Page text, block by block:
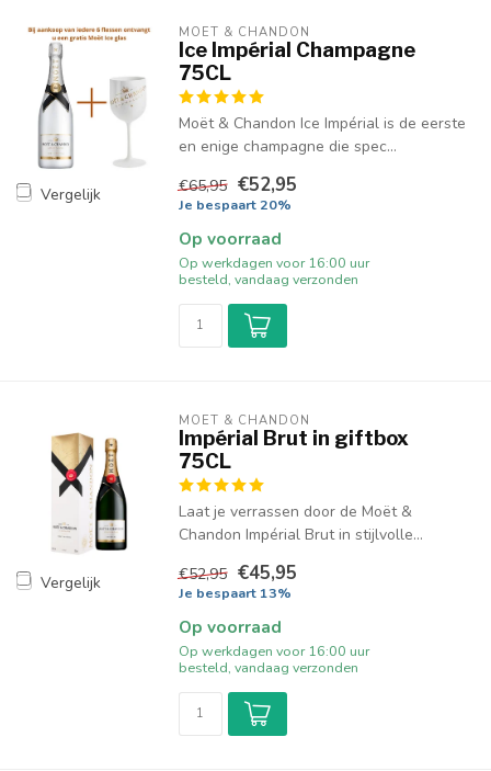
Vergelijk
MOËT & CHANDON
Ice Impérial Champagne
75CL
Moët & Chandon Ice Impérial is de eerste
en enige champagne die spec...
€65,95 €52,95
Je bespaart 20%
Op voorraad
Op werkdagen voor 16:00 uur
besteld, vandaag verzonden
Vergelijk
MOËT & CHANDON
Impérial Brut in giftbox
75CL
Laat je verrassen door de Moët &
Chandon Impérial Brut in stijlvolle...
€52,95 €45,95
Je bespaart 13%
Op voorraad
Op werkdagen voor 16:00 uur
besteld, vandaag verzonden